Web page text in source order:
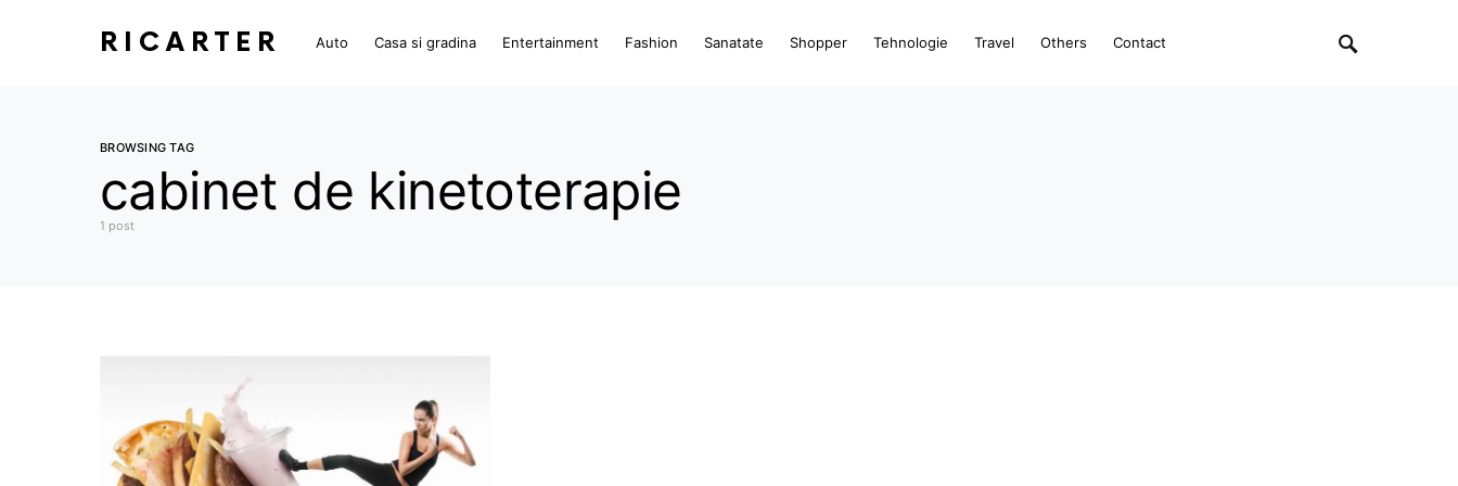
RICARTER Auto Casa si gradina Entertainment Fashion Sanatate Shopper Tehnologie Travel Others Contact
BROWSING TAG
cabinet de kinetoterapie
1 post